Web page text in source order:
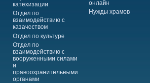
катехизации
Отдел по
взаимодействию с
казачеством
Отдел по культуре
Отдел по
взаимодействию с
вооруженными силами
и
правоохранительными
органами
онлайн
Нужды храмов